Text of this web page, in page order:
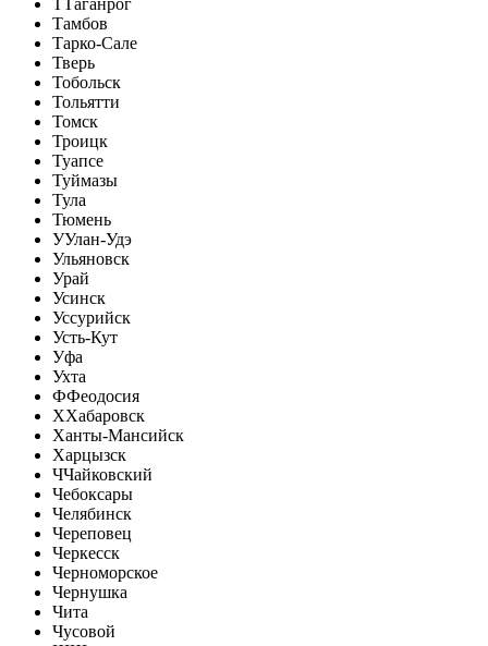
ТТаганрог
Тамбов
Тарко-Сале
Тверь
Тобольск
Тольятти
Томск
Троицк
Туапсе
Туймазы
Тула
Тюмень
УУлан-Удэ
Ульяновск
Урай
Усинск
Уссурийск
Усть-Кут
Уфа
Ухта
ФФеодосия
ХХабаровск
Ханты-Мансийск
Харцызск
ЧЧайковский
Чебоксары
Челябинск
Череповец
Черкесск
Черноморское
Чернушка
Чита
Чусовой